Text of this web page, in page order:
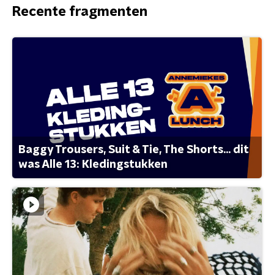
Recente fragmenten
Baggy Trousers, Suit & Tie, The Shorts... dit
was Alle 13: Kledingstukken